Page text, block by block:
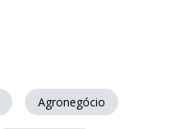
Agronegócio